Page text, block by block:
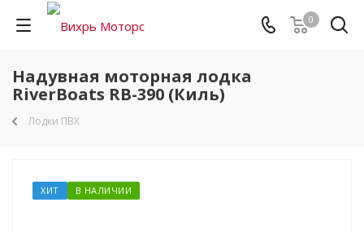
0
Надувная моторная лодка
RiverBoats RB-390 (Киль)
Лодки ПВХ
ХИТ В НАЛИЧИИ